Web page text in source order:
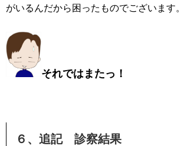
がいるんだから困ったものでございます。
それではまたっ！
６、追記 診察結果